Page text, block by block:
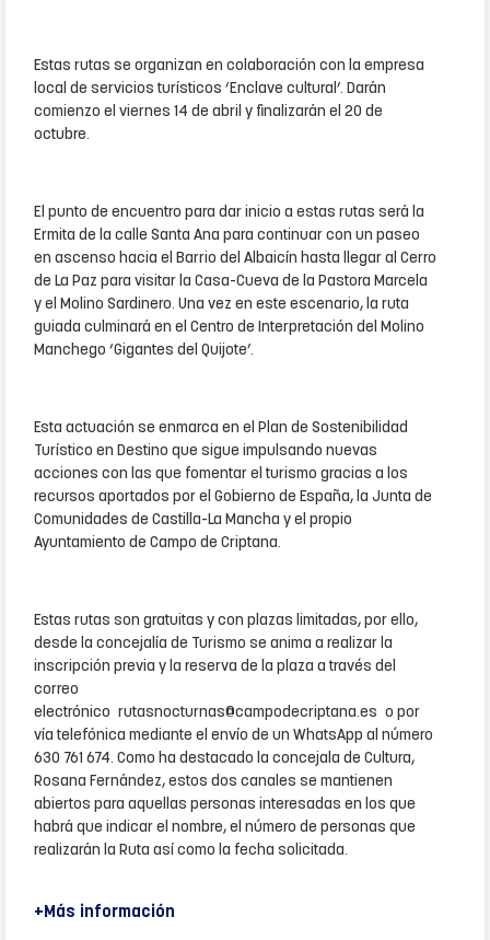
Estas rutas se organizan en colaboración con la empresa
local de servicios turísticos ‘Enclave cultural’. Darán
comienzo el viernes 14 de abril y finalizarán el 20 de
octubre.
El punto de encuentro para dar inicio a estas rutas será la
Ermita de la calle Santa Ana para continuar con un paseo
en ascenso hacia el Barrio del Albaicín hasta llegar al Cerro
de La Paz para visitar la Casa-Cueva de la Pastora Marcela
y el Molino Sardinero. Una vez en este escenario, la ruta
guiada culminará en el Centro de Interpretación del Molino
Manchego ‘Gigantes del Quijote’.
Esta actuación se enmarca en el Plan de Sostenibilidad
Turístico en Destino que sigue impulsando nuevas
acciones con las que fomentar el turismo gracias a los
recursos aportados por el Gobierno de España, la Junta de
Comunidades de Castilla-La Mancha y el propio
Ayuntamiento de Campo de Criptana.
Estas rutas son gratuitas y con plazas limitadas, por ello,
desde la concejalía de Turismo se anima a realizar la
inscripción previa y la reserva de la plaza a través del
correo
electrónico rutasnocturnas@campodecriptana.es o por
vía telefónica mediante el envío de un WhatsApp al número
630 761 674. Como ha destacado la concejala de Cultura,
Rosana Fernández, estos dos canales se mantienen
abiertos para aquellas personas interesadas en los que
habrá que indicar el nombre, el número de personas que
realizarán la Ruta así como la fecha solicitada.
+Más información